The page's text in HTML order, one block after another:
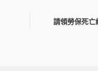
請領勞保死亡